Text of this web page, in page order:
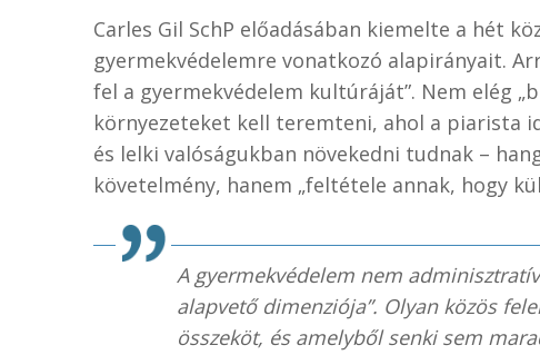
Carles Gil SchP előadásában kiemelte a hét
gyermekvédelemre vonatkozó alapirányait.
fel a gyermekvédelem kultúráját”. Nem elég
környezeteket kell teremteni, ahol a piarista
és lelki valóságukban növekedni tudnak –
követelmény, hanem „feltétele annak, hogy
A gyermekvédelem nem
alapvető dimenziója”. Olyan közös
összeköt, és amelyből senki sem